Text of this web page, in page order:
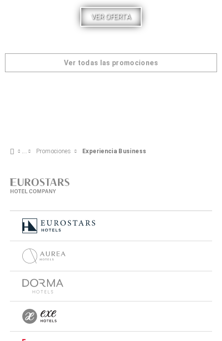
VER OFERTA
Ver todas las promociones
Promociones Experiencia Business